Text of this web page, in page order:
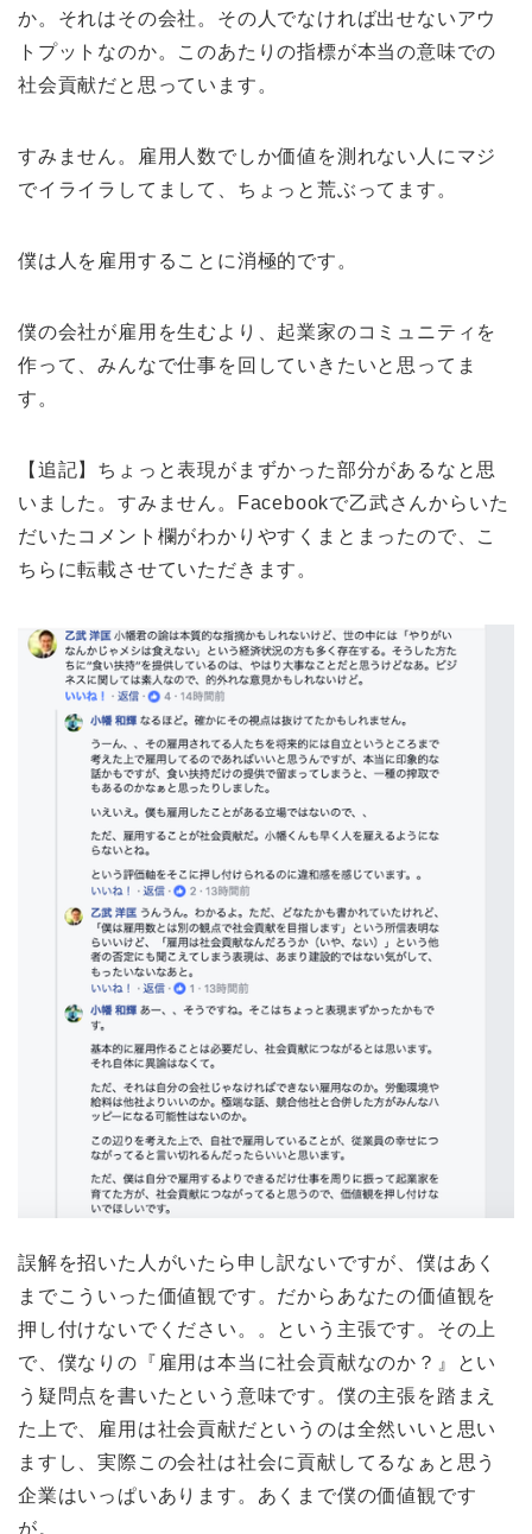
か。それはその会社。その人でなければ出せないアウ
トプットなのか。このあたりの指標が本当の意味での
社会貢献だと思っています。
すみません。雇用人数でしか価値を測れない人にマジ
でイライラしてまして、ちょっと荒ぶってます。
僕は人を雇用することに消極的です。
僕の会社が雇用を生むより、起業家のコミュニティを
作って、みんなで仕事を回していきたいと思ってま
す。
【追記】ちょっと表現がまずかった部分があるなと思
いました。すみません。Facebookで乙武さんからいた
だいたコメント欄がわかりやすくまとまったので、こ
ちらに転載させていただきます。
誤解を招いた人がいたら申し訳ないですが、僕はあく
までこういった価値観です。だからあなたの価値観を
押し付けないでください。。という主張です。その上
で、僕なりの『雇用は本当に社会貢献なのか？』とい
う疑問点を書いたという意味です。僕の主張を踏まえ
た上で、雇用は社会貢献だというのは全然いいと思い
ますし、実際この会社は社会に貢献してるなぁと思う
企業はいっぱいあります。あくまで僕の価値観です
が。